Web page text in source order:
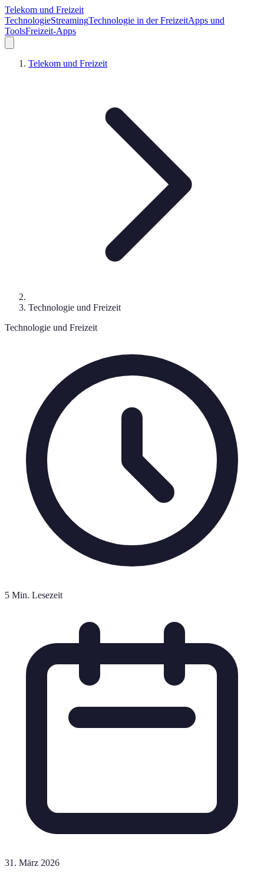
Telekom und Freizeit
TechnologieStreamingTechnologie in der FreizeitApps und
ToolsFreizeit-Apps
Telekom und Freizeit
Technologie und Freizeit
Technologie und Freizeit
5 Min. Lesezeit
31. März 2026